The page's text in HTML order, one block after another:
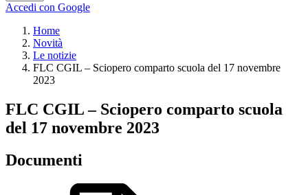
Accedi con Google
Home
Novità
Le notizie
FLC CGIL – Sciopero comparto scuola del 17 novembre
2023
FLC CGIL – Sciopero comparto scuola
del 17 novembre 2023
Documenti